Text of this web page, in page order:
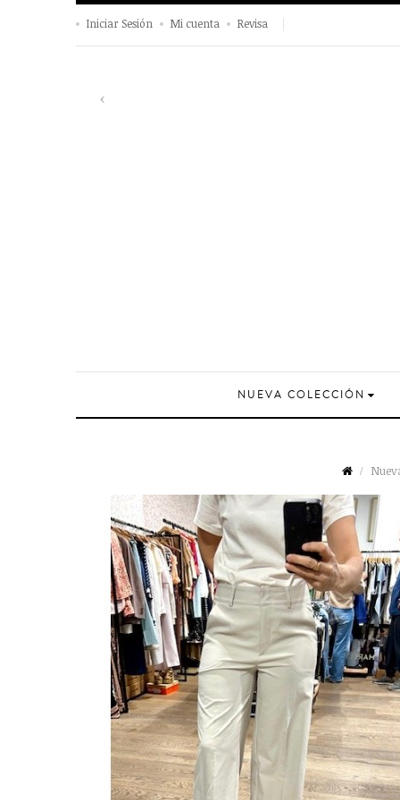
Iniciar Sesión Mi cuenta Revisa
‹
NUEVA COLECCIÓN